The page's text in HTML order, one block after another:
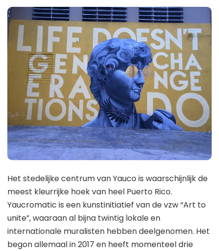
Het stedelijke centrum van Yauco is waarschijnlijk de
meest kleurrijke hoek van heel Puerto Rico.
Yaucromatic is een kunstinitiatief van de vzw “Art to
unite”, waaraan al bijna twintig lokale en
internationale muralisten hebben deelgenomen. Het
begon allemaal in 2017 en heeft momenteel drie